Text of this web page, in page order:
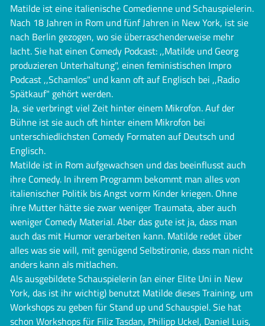
Matilde ist eine italienische Comedienne und Schauspielerin.
Nach 18 Jahren in Rom und fünf Jahren in New York, ist sie
nach Berlin gezogen, wo sie überraschenderweise mehr
lacht. Sie hat einen Comedy Podcast: ,,Matilde und Georg
produzieren Unterhaltung", einen feministischen Impro
Podcast ,,Schamlos" und kann oft auf Englisch bei ,,Radio
Spätkauf" gehört werden.
Ja, sie verbringt viel Zeit hinter einem Mikrofon. Auf der
Bühne ist sie auch oft hinter einem Mikrofon bei
unterschiedlichsten Comedy Formaten auf Deutsch und
Englisch.
Matilde ist in Rom aufgewachsen und das beeinflusst auch
ihre Comedy. In ihrem Programm bekommt man alles von
italienischer Politik bis Angst vorm Kinder kriegen. Ohne
ihre Mutter hätte sie zwar weniger Traumata, aber auch
weniger Comedy Material. Aber das gute ist ja, dass man
auch das mit Humor verarbeiten kann. Matilde redet über
alles was sie will, mit genügend Selbstironie, dass man nicht
anders kann als mitlachen.
Als ausgebildete Schauspielerin (an einer Elite Uni in New
York, das ist ihr wichtig) benutzt Matilde dieses Training, um
Workshops zu geben für Stand up und Schauspiel. Sie hat
schon Workshops für Filiz Tasdan, Philipp Uckel, Daniel Luis,